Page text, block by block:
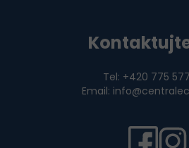
Tel: +420 775
Email: